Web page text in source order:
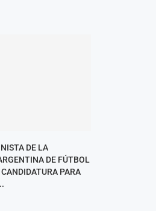
DE LA
DE FÚTBOL
PARA